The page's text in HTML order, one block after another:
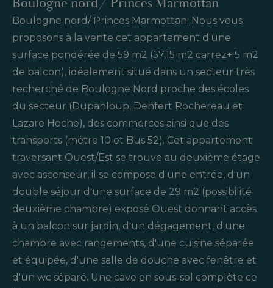
Boulogne nord/ Princes Marmottan
Boulogne nord/ Princes Marmottan. Nous vous
proposons à la vente cet appartement d'une
surface pondérée de 59 m2 (57,15 m2 carrez+ 5 m2
de balcon), idéalement situé dans un secteur très
recherché de Boulogne Nord proche des écoles
du secteur (Dupanloup, Denfert Rochereau et
Lazare Hoche), des commerces ainsi que des
transports (métro 10 et Bus 52). Cet appartement
traversant Ouest/Est se trouve au deuxième étage
avec ascenseur, il se compose d'une entrée, d'un
double séjour d'une surface de 29 m2 (possibilité
deuxième chambre) exposé Ouest donnant accès
à un balcon sur jardin, d'un dégagement, d'une
chambre avec rangements, d'une cuisine séparée
et équipée, d'une salle de douche avec fenêtre et
d'un wc séparé. Une cave en sous-sol complète ce